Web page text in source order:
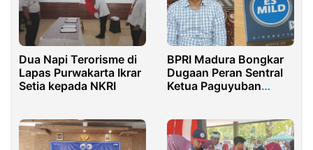
Dua Napi Terorisme di
Lapas Purwakarta Ikrar
Setia kepada NKRI
BPRI Madura Bongkar
Dugaan Peran Sentral
Ketua Paguyuban
Mild